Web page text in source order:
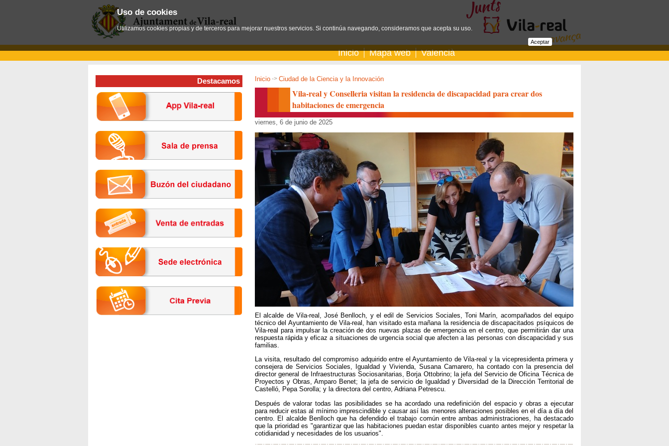
Inicio Mapa web Valencià
Inicio -> Ciudad de la Ciencia y la Innovación
Vila-real y Conselleria visitan la residencia de discapacidad para crear dos
habitaciones de emergencia
viernes, 6 de junio de 2025
El alcalde de Vila-real, José Benlloch, y el edil de Servicios Sociales, Toni Marín, acompañados del equipo
técnico del Ayuntamiento de Vila-real, han visitado esta mañana la residencia de discapacitados psíquicos de
Vila-real para impulsar la creación de dos nuevas plazas de emergencia en el centro, que permitirán dar una
respuesta rápida y eficaz a situaciones de urgencia social que afecten a las personas con discapacidad y sus
familias.
La visita, resultado del compromiso adquirido entre el Ayuntamiento de Vila-real y la vicepresidenta primera y
consejera de Servicios Sociales, Igualdad y Vivienda, Susana Camarero, ha contado con la presencia del
director general de Infraestructuras Sociosanitarias, Borja Ottobrino; la jefa del Servicio de Oficina Técnica de
Proyectos y Obras, Amparo Benet; la jefa de servicio de Igualdad y Diversidad de la Dirección Territorial de
Castelló, Pepa Sorolla; y la directora del centro, Adriana Petrescu.
Después de valorar todas las posibilidades se ha acordado una redefinición del espacio y obras a ejecutar
para reducir estas al mínimo imprescindible y causar así las menores alteraciones posibles en el día a día del
centro. El alcalde Benlloch que ha defendido el trabajo común entre ambas administraciones, ha destacado
que la prioridad es "garantizar que las habitaciones puedan estar disponibles cuanto antes mejor y respetar la
cotidianidad y necesidades de los usuarios".
Destacamos
Uso de cookies
Utilizamos cookies propias y de terceros para mejorar nuestros servicios. Si continúa navegando, consideramos que acepta su uso.
Aceptar